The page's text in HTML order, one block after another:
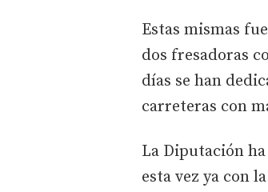
Estas mismas
dos fresadoras
días se han
carreteras con
La Diputación
esta vez ya con